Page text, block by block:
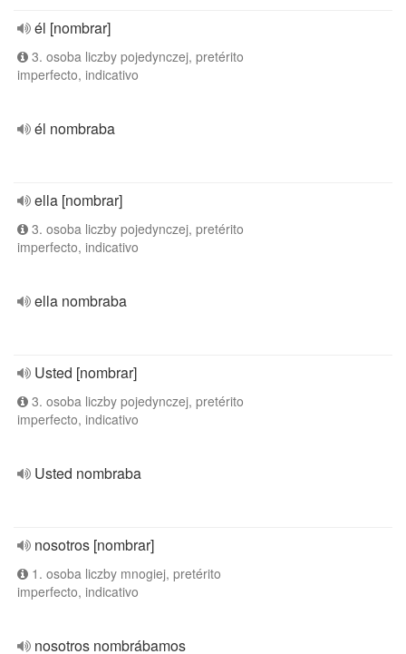
él [nombrar]
3. osoba liczby pojedynczej, pretérito
imperfecto, indicativo
él nombraba
ella [nombrar]
3. osoba liczby pojedynczej, pretérito
imperfecto, indicativo
ella nombraba
Usted [nombrar]
3. osoba liczby pojedynczej, pretérito
imperfecto, indicativo
Usted nombraba
nosotros [nombrar]
1. osoba liczby mnogiej, pretérito
imperfecto, indicativo
nosotros nombrábamos